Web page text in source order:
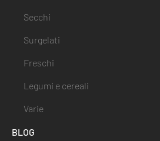
Secchi
Surgelati
Freschi
Legumi e cereali
Varie
BLOG